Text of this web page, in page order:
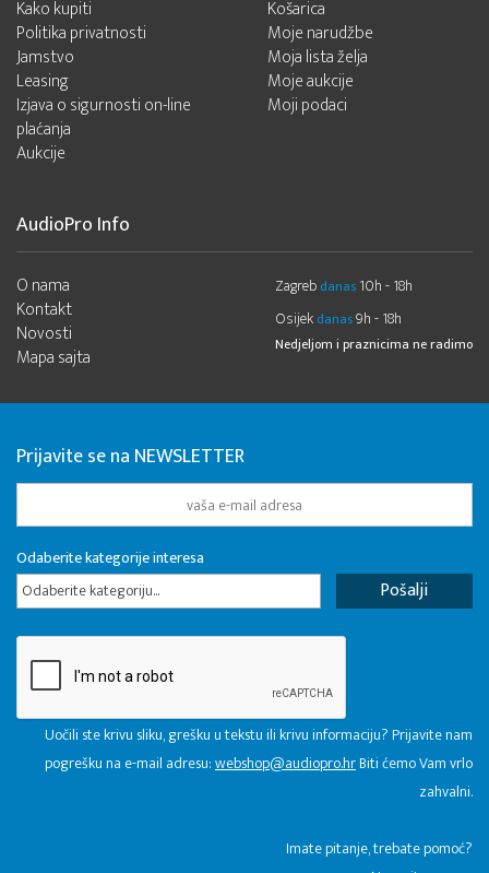
Kako kupiti
Politika privatnosti
Jamstvo
Leasing
Izjava o sigurnosti on-line
plaćanja
Aukcije
Košarica
Moje narudžbe
Moja lista želja
Moje aukcije
Moji podaci
AudioPro Info
O nama
Kontakt
Novosti
Mapa sajta
Zagreb danas 10h - 18h
Osijek danas9h - 18h
Nedjeljom i praznicima ne radimo
Prijavite se na NEWSLETTER
Odaberite kategorije interesa
Odaberite kategoriju...
Uočili ste krivu sliku, grešku u tekstu ili krivu informaciju? Prijavite nam
pogrešku na e-mail adresu:webshop@audiopro.hrBiti ćemo Vam vrlo
zahvalni.
​Imate pitanje, trebate pomoć?